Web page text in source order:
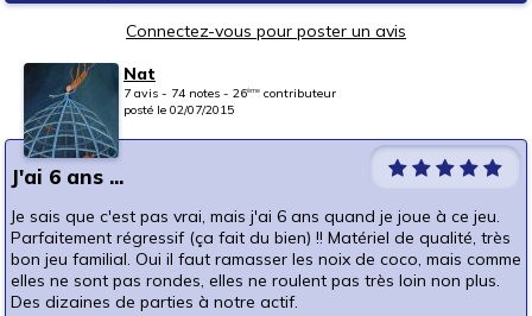
Connectez-vous pour poster un avis
Nat
7 avis - 74 notes - 26ème contributeur
posté le 02/07/2015
J'ai 6 ans ...
Je sais que c'est pas vrai, mais j'ai 6 ans quand je joue à ce jeu.
Parfaitement régressif (ça fait du bien) !! Matériel de qualité, très
bon jeu familial. Oui il faut ramasser les noix de coco, mais comme
elles ne sont pas rondes, elles ne roulent pas très loin non plus.
Des dizaines de parties à notre actif.